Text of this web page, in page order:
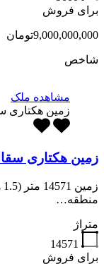
برای فروش
9,000,000,000تومان
شاخص
مشاهده ملک
زمین هکتاری
زمین هکتاری
منطقه…
متراژ
14571
برای فروش